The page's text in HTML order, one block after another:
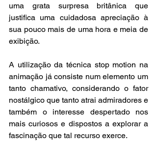
uma grata surpresa britânica que
justifica uma cuidadosa apreciação à
sua pouco mais de uma hora e meia de
exibição.
A utilização da técnica stop motion na
animação já consiste num elemento um
tanto chamativo, considerando o fator
nostálgico que tanto atrai admiradores e
também o interesse despertado nos
mais curiosos e dispostos a explorar a
fascinação que tal recurso exerce.